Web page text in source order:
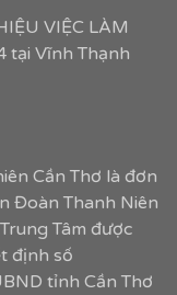
VIỆC LÀM
tại Vĩnh Thạnh
Cần Thơ là đơn
Đoàn Thanh Niên
Tâm được
định số
tỉnh Cần Thơ